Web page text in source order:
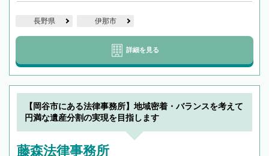
長野県 伊那市
詳細を見る
【岡谷市にある法律事務所】地域密着・バランスを考えて
円満な遺産分割の実現を目指します
藤森法律事務所